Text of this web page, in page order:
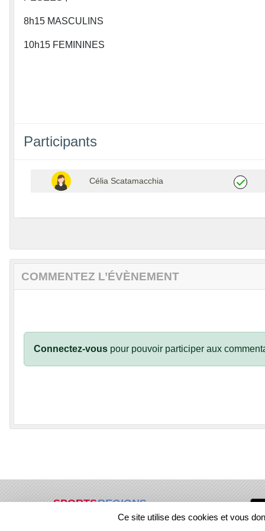
8h15 MASCULINS
10h15 FEMININES
Participants
Célia Scatamacchia
COMMENTEZ L’ÉVÈNEMENT
Connectez-vous pour pouvoir participer aux
SPORTSREGIONS
visites
Ce site utilise des cookies et vous